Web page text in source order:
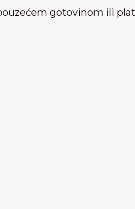
gotovinom ili